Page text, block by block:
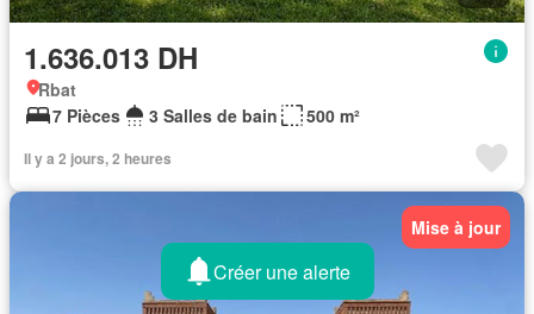
1.636.013 DH
Rbat
7 Pièces
3 Salles de bain 500 m²
Il y a 2 jours, 2 heures
Mise à jour
Créer une alerte